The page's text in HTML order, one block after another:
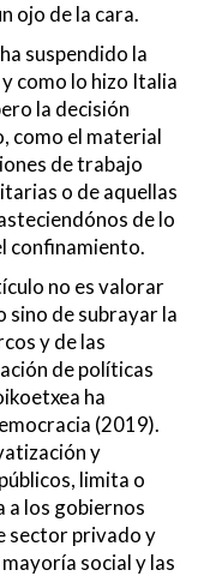
ojo de la cara.
suspendido la
como lo hizo Italia
la decisión
como el material
de trabajo
o de aquellas
de lo
confinamiento.
no es valorar
sino de subrayar la
y de las
de políticas
ha
(2019).
y
limita o
a los gobiernos
sector privado y
social y las